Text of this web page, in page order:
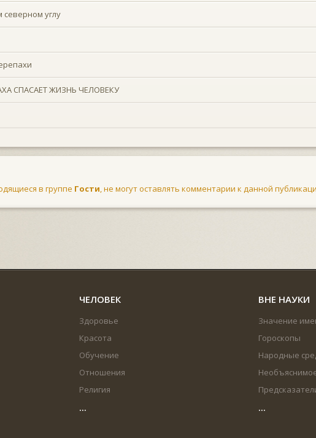
углу
СПАСАЕТ ЖИЗНЬ ЧЕЛОВЕКУ
в группе Гости, не могут оставлять комментарии к данной
ЧЕЛОВЕК
Здоровье
Красота
Обучение
Отношения
Религия
...
ВНЕ НАУКИ
Значение
Гороскопы
Народные
...